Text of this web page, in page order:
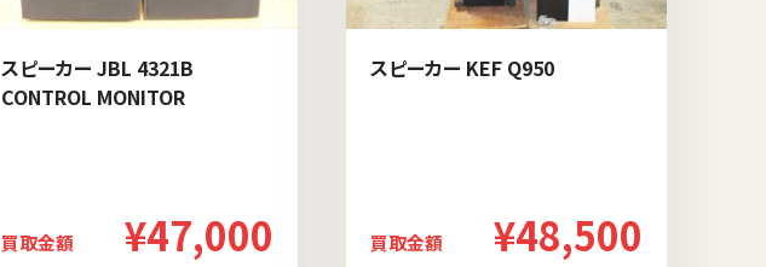
スピーカー JBL 4321B
CONTROL MONITOR
買取金額 ¥47,000
スピーカー KEF Q950
買取金額 ¥48,500